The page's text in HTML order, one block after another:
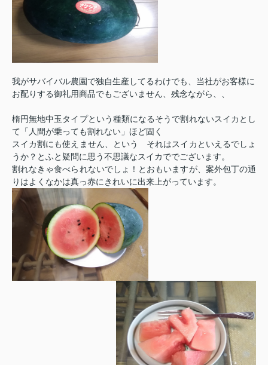
我がサバイバル農園で独自生産してるわけでも、当社がお客様に
お配りする御礼用商品でもございません、残念ながら、、
楕円無地中玉タイプという種類になるそうで割れないスイカとし
て「人間が乗っても割れない」ほど固く
スイカ割にも使えません、という それはスイカといえるでしょ
うか？とふと疑問に思う不思議なスイカででございます。
割れなきゃ食べられないでしょ！とおもいますが、案外包丁の通
りはよくなかは真っ赤にきれいに出来上がっています。